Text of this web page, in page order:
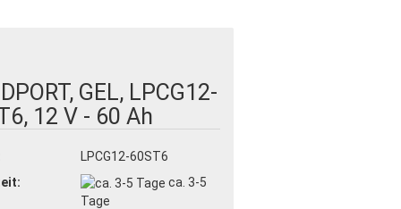
Passwort vergessen?
GEL, LPCG12-
12 V - 60 Ah
LPCG12-60ST6
ca. 3-5
Tage